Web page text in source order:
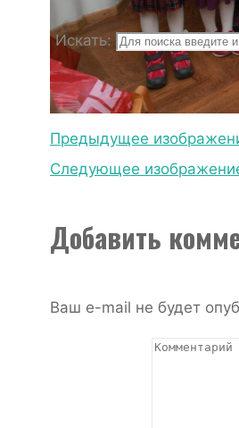
Искать:
Предыдущее
Следующее
Добавить
Ваш e-mail не будет